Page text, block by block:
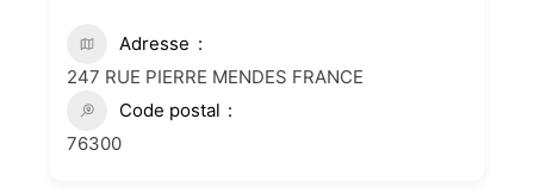
Adresse
247 RUE PIERRE MENDES FRANCE
Code postal
76300